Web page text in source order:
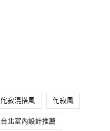
侘寂混搭風 侘寂風
台北室內設計推薦